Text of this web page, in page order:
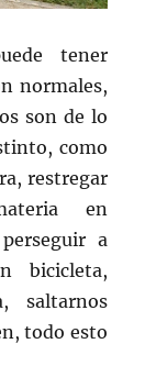
tener
normales,
son de lo
como
restregar
en
a
bicicleta,
saltarnos
todo esto